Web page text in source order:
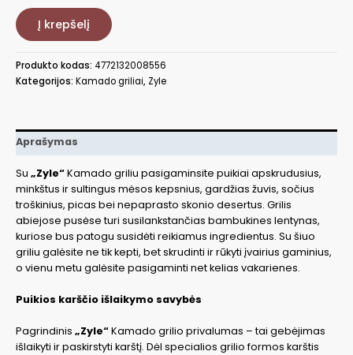
Kamado
grilis
su
ZY16KSGRSET
Į krepšelį
Produkto kodas: 4772132008556
Kategorijos: Kamado griliai, Zyle
Aprašymas
Su „Zyle“Kamado griliu pasigaminsite puikiai apskrudusius,
minkštus ir sultingus mėsos kepsnius, gardžias žuvis, sočius
troškinius, picas bei nepaprasto skonio desertus. Grilis
abiejose pusėse turi susilankstančias bambukines lentynas,
kuriose bus patogu susidėti reikiamus ingredientus. Su šiuo
griliu galėsite ne tik kepti, bet skrudinti ir rūkyti įvairius gaminius,
o vienu metu galėsite pasigaminti net kelias vakarienes.
Puikios karščio išlaikymo savybės
Pagrindinis „Zyle“Kamado grilio privalumas – tai gebėjimas
išlaikyti ir paskirstyti karštį. Dėl specialios grilio formos karštis